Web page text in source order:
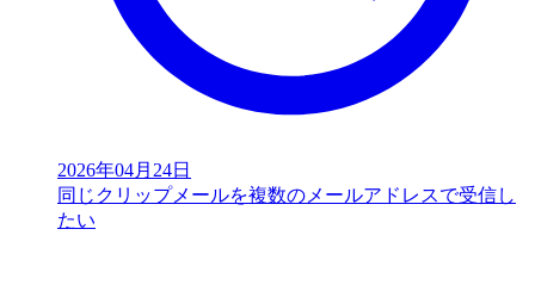
2026年04月24日
同じクリップメールを複数のメールアドレスで受信し
たい